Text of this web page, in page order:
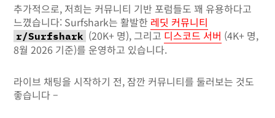
추가적으로, 저희는 커뮤니티 기반 포럼들도 꽤 유용하다고
느꼈습니다: Surfshark는 활발한 레딧 커뮤니티
r/Surfshark (20K+ 명), 그리고 디스코드 서버 (4K+ 명,
8월 2026 기준)를 운영하고 있습니다.
라이브 채팅을 시작하기 전, 잠깐 커뮤니티를 둘러보는 것도
좋습니다 –